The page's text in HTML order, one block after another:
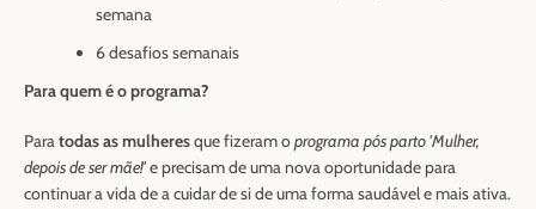
semana
6 desafios semanais
Para quem é o programa?
Paratodas as mulheresque fizeram oprograma pós parto 'Mulher,
depois de ser mãe!'e precisam de uma nova oportunidade para
continuar a vida de a cuidar de si de uma forma saudável e mais ativa.